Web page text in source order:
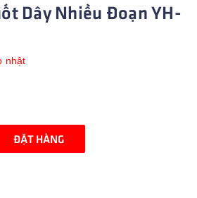
Dây Nhiều Đoạn YH-
nhật
ĐẶT HÀNG